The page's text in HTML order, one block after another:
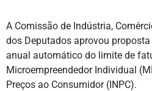
A Comissão de Indústria,
dos Deputados aprovou
anual automático do limite de
Microempreendedor Individual (
Preços ao Consumidor (INPC).